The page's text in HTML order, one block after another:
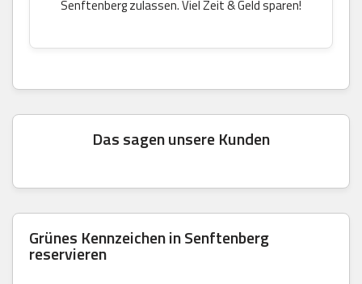
Senftenberg zulassen. Viel Zeit & Geld sparen!
Das sagen unsere Kunden
Grünes Kennzeichen in Senftenberg
reservieren